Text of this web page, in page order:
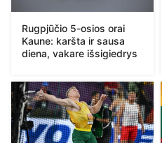
Rugpjūčio 5-osios orai
Kaune: karšta ir sausa
diena, vakare išsigiedrys